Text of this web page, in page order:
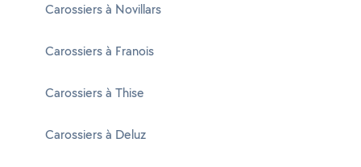
Carossiers à Novillars
Carossiers à Franois
Carossiers à Thise
Carossiers à Deluz